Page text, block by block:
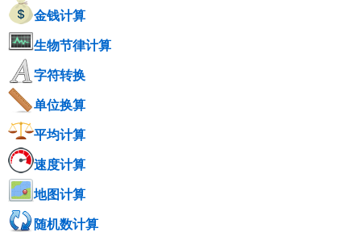
金钱计算
生物节律计算
字符转换
单位换算
平均计算
速度计算
地图计算
随机数计算